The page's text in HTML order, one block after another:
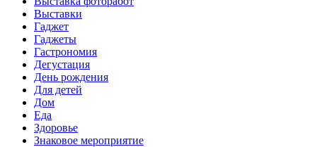
Выставки
Гаджет
Гаджеты
Гастрономия
Дегустация
День рождения
Для детей
Дом
Еда
Здоровье
Знаковое мероприятие